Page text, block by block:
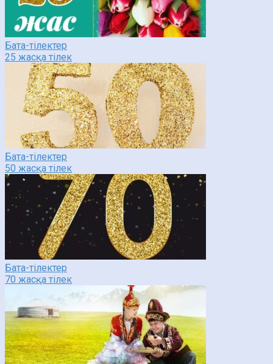
Бата-тілектер
25 жасқа тілек
Бата-тілектер
50 жасқа тілек
Бата-тілектер
70 жасқа тілек